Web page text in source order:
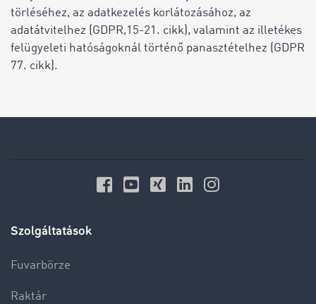
törléséhez, az adatkezelés korlátozásához, az
adatátvitelhez (GDPR,15-21. cikk), valamint az illetékes
felügyeleti hatóságoknál történő panasztételhez (GDPR
77. cikk).
Szolgáltatások
Fuvarbörze
Raktár